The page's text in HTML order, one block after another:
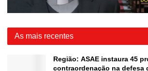
As mais recentes
Região: ASAE instaura 45
contraordenação na defesa